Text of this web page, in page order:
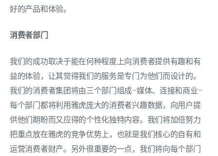
好的产品和体验。
消费者部门
我们的成功取决于能在何种程度上向消费者提供有趣和有
益的体验，让其觉得我们的服务是专门为他们而设计的。
我们的消费者集团将由三个部门组成–媒体、连接和商业–
每个部门都将利用雅虎庞大的消费者兴趣数据，向用户提
供他们期盼而又应得的个性化独特内容。我们将加倍努力
把重点放在雅虎的竞争优势上，也就是我们核心的自有和
运营消费者财产。另外很重要的一点，我们将向每个部门